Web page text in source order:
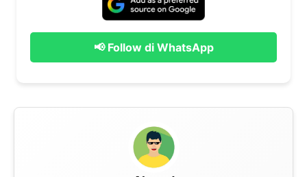
📢 Follow di WhatsApp